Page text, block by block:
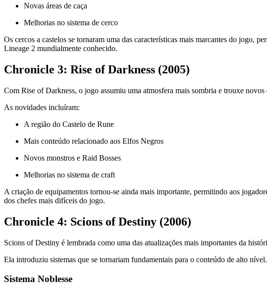
Novas áreas de caça
Melhorias no sistema de cerco
Os cercos a castelos se tornaram uma das características mais marcantes do jogo,
Lineage 2 mundialmente conhecido.
Chronicle 3: Rise of Darkness (2005)
Com Rise of Darkness, o jogo assumiu uma atmosfera mais sombria e trouxe novos
As novidades incluíram:
A região do Castelo de Rune
Mais conteúdo relacionado aos Elfos Negros
Novos monstros e Raid Bosses
Melhorias no sistema de craft
A criação de equipamentos tornou-se ainda mais importante, permitindo aos
dos chefes mais difíceis do jogo.
Chronicle 4: Scions of Destiny (2006)
Scions of Destiny é lembrada como uma das atualizações mais importantes da
Ela introduziu sistemas que se tornariam fundamentais para o conteúdo de alto nível.
Sistema Noblesse